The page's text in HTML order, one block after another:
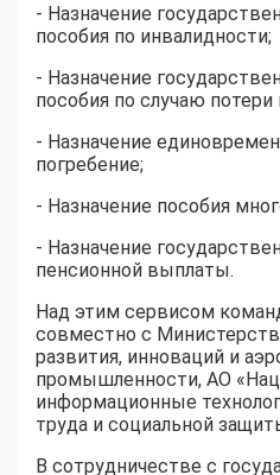
- Назначение
пособия по инвалидности;
- Назначение
пособия по случаю
- Назначение
погребение;
- Назначение пособия
- Назначение
пенсионной выплаты.
Над этим сервисом
совместно с
развития, инноваций и
промышленности, АО
информационные
труда и социальной
В сотрудничестве с